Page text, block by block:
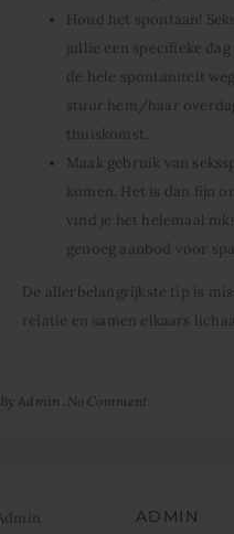
Houd het spontaan!
jullie een specifieke
de hele spontaniteit
stuur hem/haar
thuiskomst.
Maak gebruik van
komen. Het is dan fijn
vind je het helemaal
genoeg aanbod voor
De allerbelangrijkste tip is
relatie en samen elkaars
ByAdmin No Comment
ADMIN